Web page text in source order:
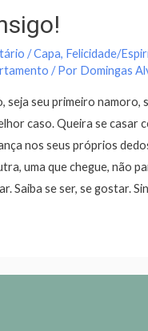
/Capa, Felicidade/
/ Por Domingas
seja seu primeiro namoro,
caso. Queira se casar
nos seus próprios
uma que chegue, não
Saiba se ser, se gostar.